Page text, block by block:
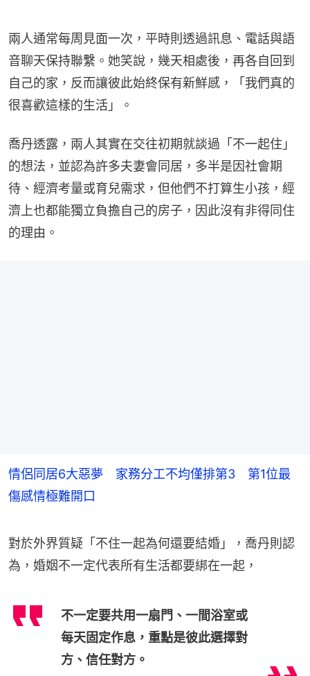
兩人通常每周見面一次，平時則透過訊息、電話與語
音聊天保持聯繫。她笑說，幾天相處後，再各自回到
自己的家，反而讓彼此始終保有新鮮感，「我們真的
很喜歡這樣的生活」。
喬丹透露，兩人其實在交往初期就談過「不一起住」
的想法，並認為許多夫妻會同居，多半是因社會期
待、經濟考量或育兒需求，但他們不打算生小孩，經
濟上也都能獨立負擔自己的房子，因此沒有非得同住
的理由。
情侶同居6大惡夢 家務分工不均僅排第3 第1位最
傷感情極難開口
對於外界質疑「不住一起為何還要結婚」，喬丹則認
為，婚姻不一定代表所有生活都要綁在一起，
不一定要共用一扇門、一間浴室或
每天固定作息，重點是彼此選擇對
方、信任對方。